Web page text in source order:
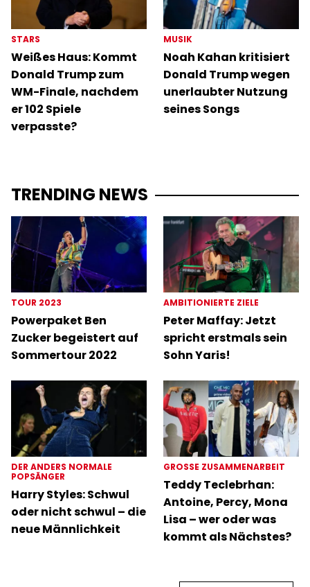
STARS
Weißes Haus: Kommt
Donald Trump zum
WM-Finale, nachdem
er 102 Spiele
verpasste?
MUSIK
Noah Kahan kritisiert
Donald Trump wegen
unerlaubter Nutzung
seines Songs
TRENDING NEWS
TOUR 2023
Powerpaket Ben
Zucker begeistert auf
Sommertour 2022
AMBITIONIERTE ZIELE
Peter Maffay: Jetzt
spricht erstmals sein
Sohn Yaris!
DER ANDERS NORMALE
POPSÄNGER
Harry Styles: Schwul
oder nicht schwul – die
neue Männlichkeit
GROSSE ZUSAMMENARBEIT
Teddy Teclebrhan:
Antoine, Percy, Mona
Lisa – wer oder was
kommt als Nächstes?